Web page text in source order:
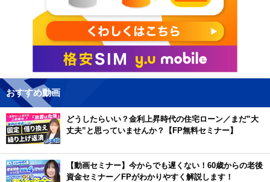
おすすめ動画
どうしたらいい？金利上昇時代の住宅ローン／まだ”大
丈夫”と思っていませんか？【FP無料セミナー】
【動画セミナー】今からでも遅くない！60歳からの老後
資金セミナー／FPがわかりやすく解説します！